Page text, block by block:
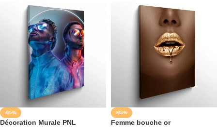
-65%
Décoration Murale PNL
-65%
Femme bouche or